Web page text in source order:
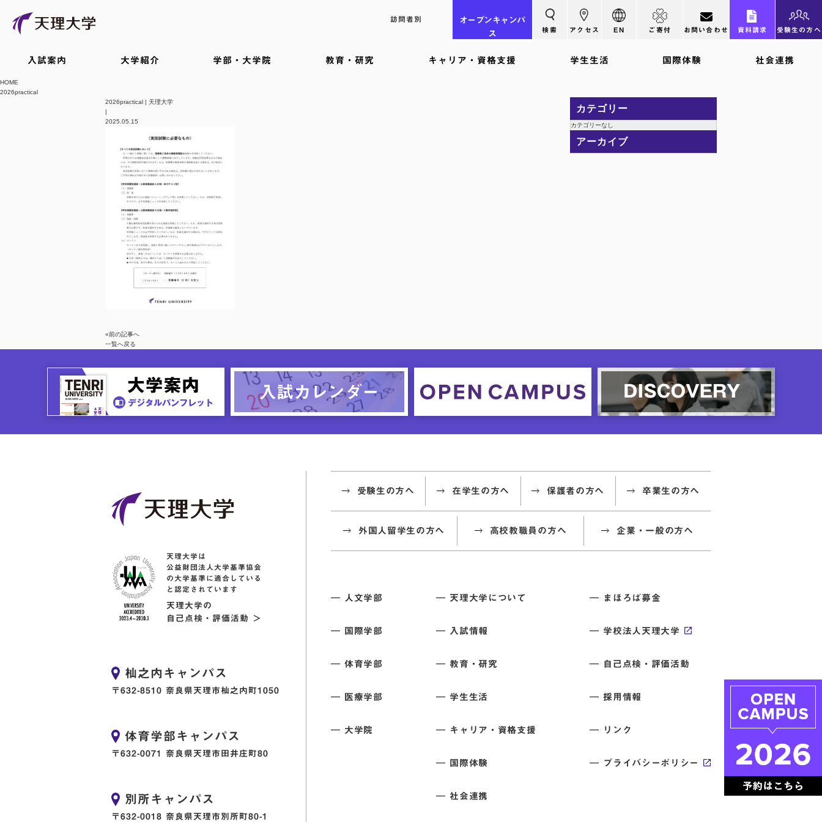
訪問者別 オープン キャンパ
ス
検索 アクセス EN ご寄付 お問い合わせ 資料請求 受験生の方へ
入試案内 大学紹介 学部・大学院 教育・研究 キャリア・資格支援 学生生活 国際体験 社会連携
HOME
2026practical
2026practical | 天理大学
|
2025.05.15
«前の記事へ
一覧へ戻る
カテゴリー
カテゴリーなし
アーカイブ
天理大学は
公益財団法人大学基準協会
の大学基準に適合している
と認定されています
天理大学の
自己点検・評価活動 ＞
杣之内キャンパス
〒632-8510 奈良県天理市杣之内町1050
体育学部キャンパス
〒632-0071 奈良県天理市田井庄町80
別所キャンパス
〒632-0018 奈良県天理市別所町80-1
受験生の方へ 在学生の方へ 保護者の方へ 卒業生の方へ
外国人留学生の方へ 高校教職員の方へ 企業・一般の方へ
人文学部
国際学部
体育学部
医療学部
大学院
天理大学について
入試情報
教育・研究
学生生活
キャリア・資格支援
国際体験
社会連携
まほろば募金
学校法人天理大学
自己点検・評価活動
採用情報
リンク
プライバシーポリシー